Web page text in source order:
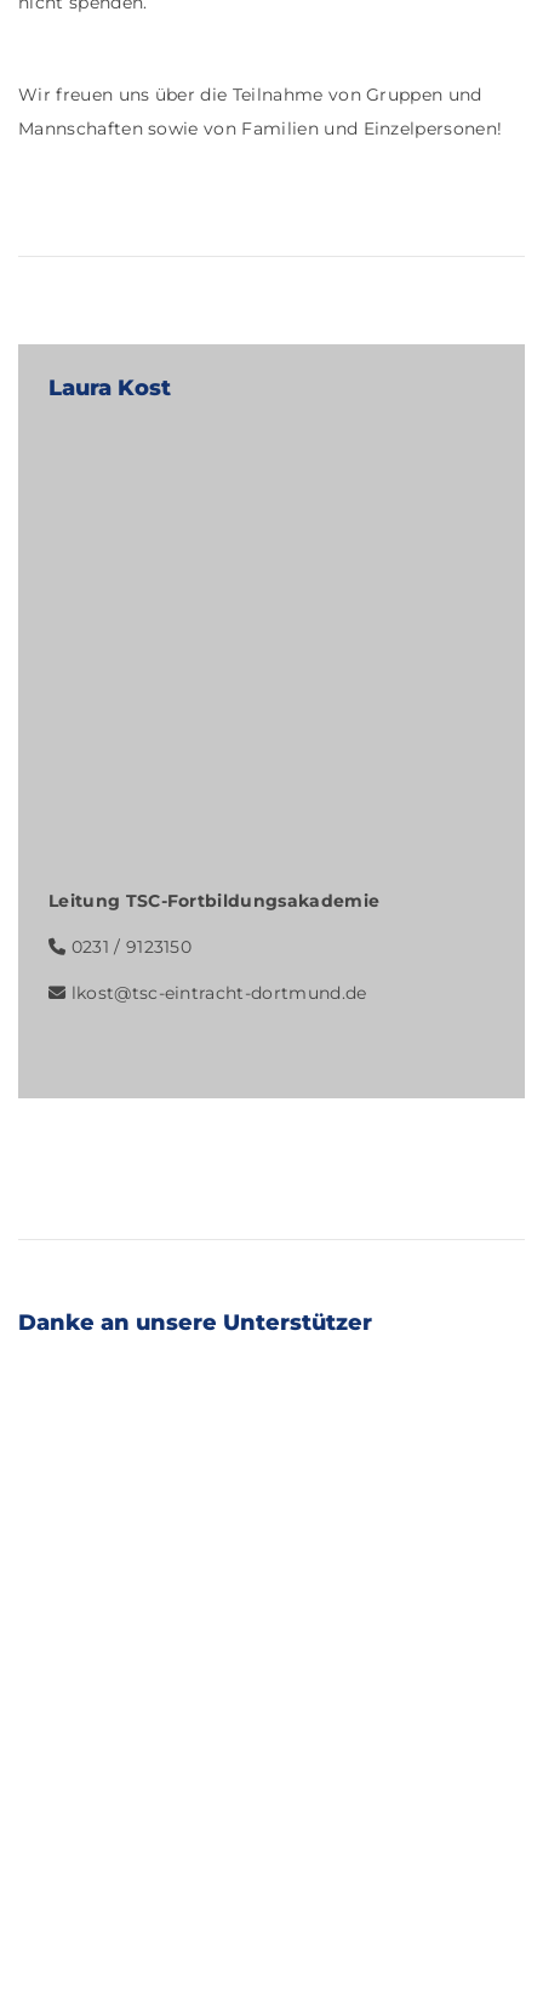
Wir freuen uns über die Teilnahme von Gruppen und
Mannschaften sowie von Familien und Einzelpersonen!
Laura Kost
Leitung TSC-Fortbildungsakademie
0231 / 9123150
lkost@tsc-eintracht-dortmund.de
Danke an unsere Unterstützer